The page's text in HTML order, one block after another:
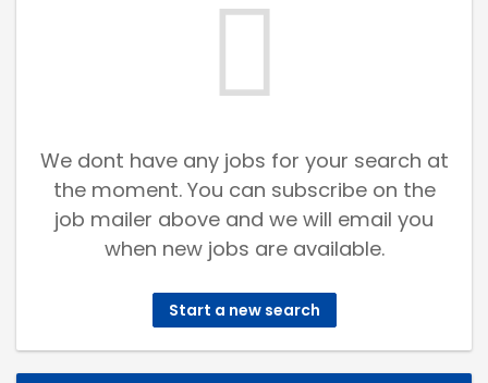
We dont have any jobs for your search at
the moment. You can subscribe on the
job mailer above and we will email you
when new jobs are available.
Start a new search